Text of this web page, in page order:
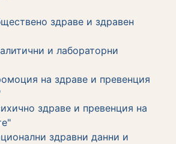
здраве и здравен
и лабораторни
на здраве и превенция
здраве и превенция на
здравни данни и